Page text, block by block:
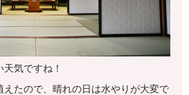
気ですね！
えたので、晴れの日は水やりが大変で